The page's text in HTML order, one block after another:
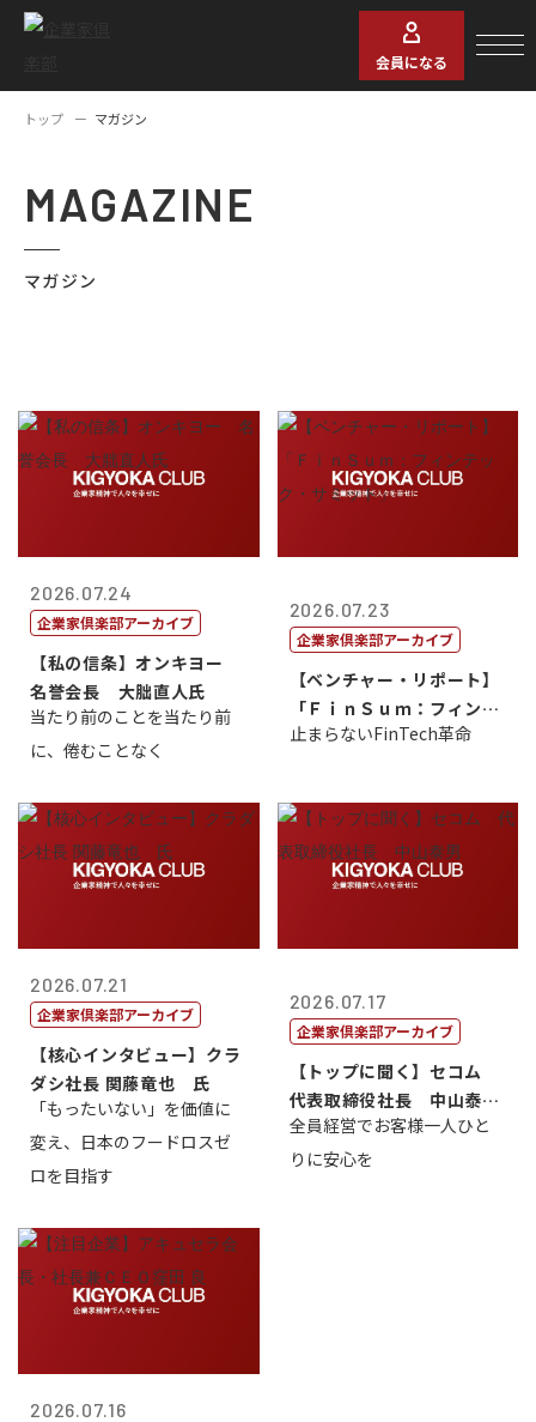
会員になる
トップ マガジン
MAGAZINE
マガジン
2026.07.24
企業家倶楽部アーカイブ
【私の信条】オンキヨー
名誉会長 大朏直人氏
当たり前のことを当たり前
に、倦むことなく
2026.07.23
企業家倶楽部アーカイブ
【ベンチャー・リポート】
「ＦｉｎＳｕｍ：フィンテ
ック・サミッ...
止まらないFinTech革命
2026.07.21
企業家倶楽部アーカイブ
【核心インタビュー】クラ
ダシ社長 関藤竜也 氏
「もったいない」を価値に
変え、日本のフードロスゼ
ロを目指す
2026.07.17
企業家倶楽部アーカイブ
【トップに聞く】セコム
代表取締役社長 中山泰
男
全員経営でお客様一人ひと
りに安心を
2026.07.16